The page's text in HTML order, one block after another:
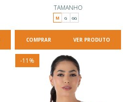
TAMANHO
M G GG
VER PRODUTO
-11 %